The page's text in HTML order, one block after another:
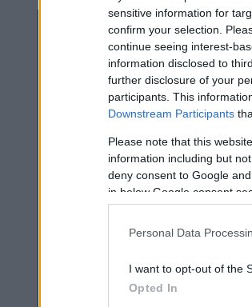
sensitive information for
confirm your selection.
continue seeing interest-
information disclosed to
further disclosure of your
participants. This
Downstream Participants
Please note that this
information including but
deny consent to Google
in below Google consent
Personal Data
I want to opt-out of the
Opted In